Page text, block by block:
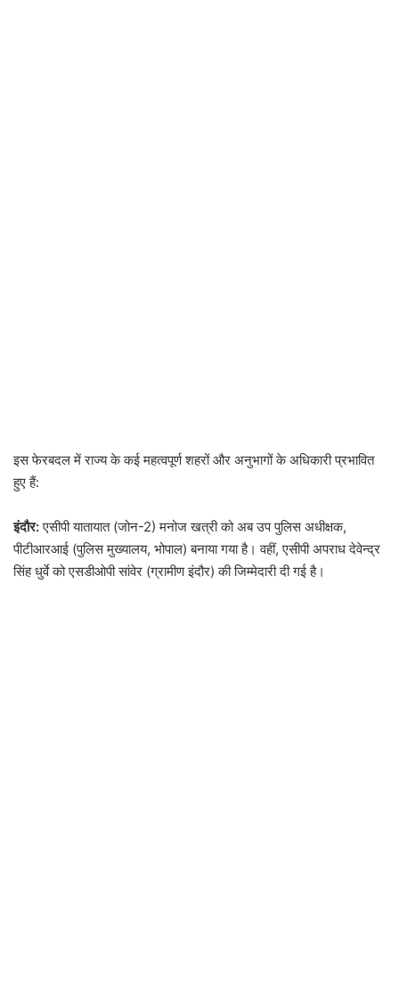
इस फेरबदल में राज्य के कई महत्वपूर्ण शहरों और अनुभागों के अधिकारी प्रभावित
हुए हैं:
इंदौर:एसीपी यातायात (जोन-2) मनोज खत्री को अब उप पुलिस अधीक्षक,
पीटीआरआई (पुलिस मुख्यालय, भोपाल) बनाया गया है। वहीं, एसीपी अपराध देवेन्द्र
सिंह धुर्वे को एसडीओपी सांवेर (ग्रामीण इंदौर) की जिम्मेदारी दी गई है।